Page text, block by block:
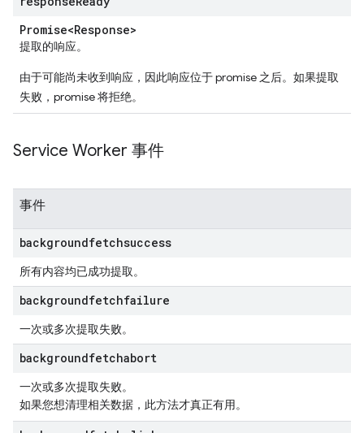
Promise<Response>
提取的响应。
由于可能尚未收到响应，因此响应位于 promise 之后。如果提取
失败，promise 将拒绝。
Service Worker 事件
事件
backgroundfetchsuccess
所有内容均已成功提取。
backgroundfetchfailure
一次或多次提取失败。
backgroundfetchabort
一次或多次提取失败。
如果您想清理相关数据，此方法才真正有用。